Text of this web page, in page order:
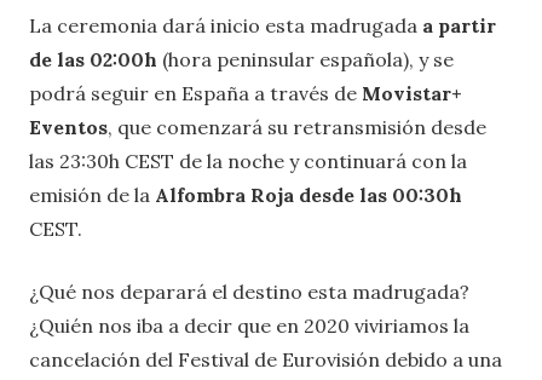
La ceremonia dará inicio esta madrugada a partir
de las 02:00h (hora peninsular española), y se
podrá seguir en España a través de Movistar+
Eventos, que comenzará su retransmisión desde
las 23:30h CEST de la noche y continuará con la
emisión de la Alfombra Roja desde las 00:30h
CEST.
¿Qué nos deparará el destino esta madrugada?
¿Quién nos iba a decir que en 2020 viviriamos la
cancelación del Festival de Eurovisión debido a una